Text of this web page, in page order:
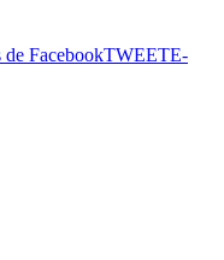
FacebookTWEETE-